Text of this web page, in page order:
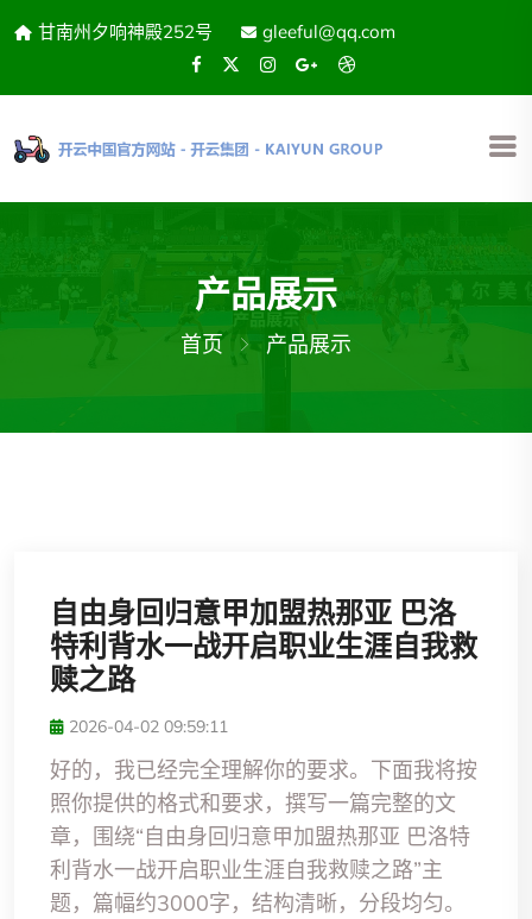
甘南州夕响神殿252号 gleeful@qq.com
产品展示
首页 产品展示
自由身回归意甲加盟热那亚 巴洛
特利背水一战开启职业生涯自我救
赎之路
2026-04-02 09:59:11
好的，我已经完全理解你的要求。下面我将按
照你提供的格式和要求，撰写一篇完整的文
章，围绕“自由身回归意甲加盟热那亚 巴洛特
利背水一战开启职业生涯自我救赎之路”主
题，篇幅约3000字，结构清晰，分段均匀。